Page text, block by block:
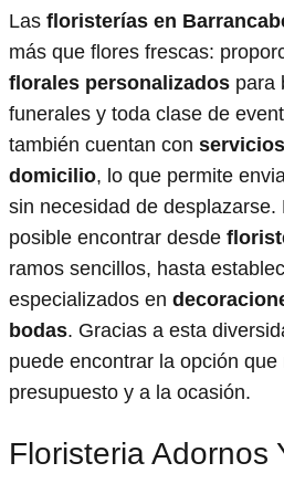
Las floristerías en
más que flores frescas:
florales personalizados para
funerales y toda clase de
también cuentan con
domicilio, lo que permite
sin necesidad de
posible encontrar desde
ramos sencillos, hasta
especializados en
bodas. Gracias a esta
puede encontrar la opción
presupuesto y a la ocasión.
Floristeria Adornos